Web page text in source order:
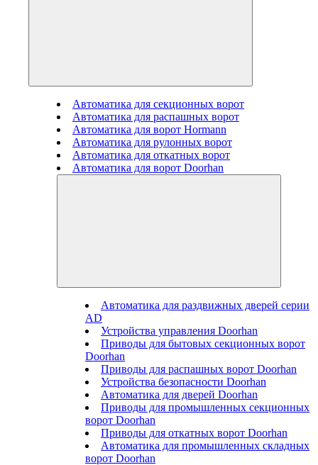
Автоматика для секционных ворот
Автоматика для распашных ворот
Автоматика для ворот Hormann
Автоматика для рулонных ворот
Автоматика для откатных ворот
Автоматика для ворот Doorhan
Автоматика для раздвижных дверей серии
AD
Устройства управления Doorhan
Приводы для бытовых секционных ворот
Doorhan
Приводы для распашных ворот Doorhan
Устройства безопасности Doorhan
Автоматика для дверей Doorhan
Приводы для промышленных секционных
ворот Doorhan
Приводы для откатных ворот Doorhan
Автоматика для промышленных складных
ворот Doorhan